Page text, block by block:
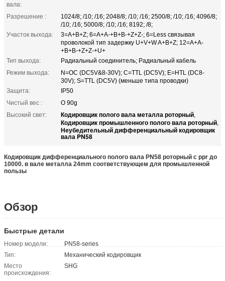
вала:
Разрешение :
1024/8; /10; /16; 2048/8; /10; /16; 2500/8; /10; /16; 4096/8;
/10; /16; 5000/8; /10; /16; 8192; /8;
Участок выхода:
3=A+B+Z; 6=A+A-+B+B-+Z+Z-; 6=Less связывая
проволокой тип задержку U+V+W A+B+Z; 12=A+A-
+B+B-+Z+Z-+U+
Тип выхода:
Радиальный соединитель; Радиальный кабель
Режим выхода:
N=OC (DC5V&8-30V); C=TTL (DC5V); E=HTL (DC8-
30V); S=TTL (DC5V) (меньше типа проводки)
Защита:
IP50
Чистый вес :
О 90g
Высокий свет:
Кодировщик полого вала металла роторный,
Кодировщик промышленного полого вала роторный,
Неубедительный дифференциальный кодировщик
вала PN58
Кодировщик дифференциального полого вала PN58 роторный с ppr до
10000. в вале металла 24mm соответствующем для промышленной
пользы
Обзор
Быстрые детали
Номер модели:
PN58-series
Тип:
Механический кодировщик
Место
происхождения:
SHG